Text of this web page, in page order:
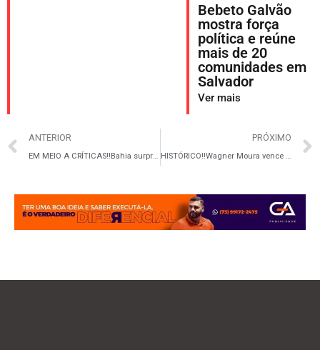
Bebeto Galvão
mostra força
política e reúne
mais de 20
comunidades em
Salvador
Ver mais
ANTERIOR
EM MEIO A CRÍTICAS‼️Bahia surpreende e registra em novembro o menor número de mortes violentas dos últimos 13 anos
PRÓXIMO
HISTÓRICO‼️Wagner Moura vence categoria de Melhor Ator no New York Film Critics Circle